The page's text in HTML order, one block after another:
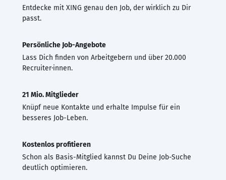
Entdecke mit XING genau den Job, der wirklich zu Dir
passt.
Persönliche Job-Angebote
Lass Dich finden von Arbeitgebern und über 20.000
Recruiter·innen.
21 Mio. Mitglieder
Knüpf neue Kontakte und erhalte Impulse für ein
besseres Job-Leben.
Kostenlos profitieren
Schon als Basis-Mitglied kannst Du Deine Job-Suche
deutlich optimieren.